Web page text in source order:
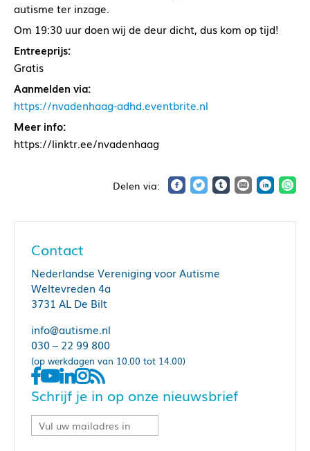
autisme ter inzage.
Om 19:30 uur doen wij de deur dicht, dus kom op tijd!
Entreeprijs:
Gratis
Aanmelden via:
https://nvadenhaag-adhd.eventbrite.nl
Meer info:
https://linktr.ee/nvadenhaag
Contact
Nederlandse Vereniging voor Autisme
Weltevreden 4a
3731 AL De Bilt
info@autisme.nl
030 – 22 99 800
(op werkdagen van 10.00 tot 14.00)
Schrijf je in op onze nieuwsbrief